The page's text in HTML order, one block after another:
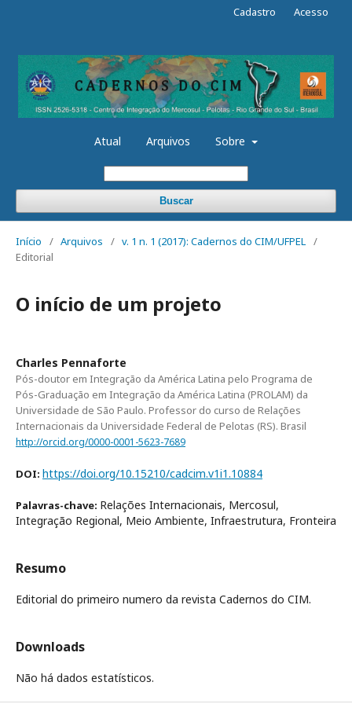
Atual Arquivos Sobre
Buscar
Cadastro Acesso
Início / Arquivos / v. 1 n. 1 (2017): Cadernos do CIM/UFPEL /
Editorial
O início de um projeto
Charles Pennaforte
Pós-doutor em Integração da América Latina pelo Programa de
Pós-Graduação em Integração da América Latina (PROLAM) da
Universidade de São Paulo. Professor do curso de Relações
Internacionais da Universidade Federal de Pelotas (RS). Brasil
http://orcid.org/0000-0001-5623-7689
DOI: https://doi.org/10.15210/cadcim.v1i1.10884
Palavras-chave: Relações Internacionais, Mercosul,
Integração Regional, Meio Ambiente, Infraestrutura, Fronteira
Resumo
Editorial do primeiro numero da revista Cadernos do CIM.
Downloads
Não há dados estatísticos.